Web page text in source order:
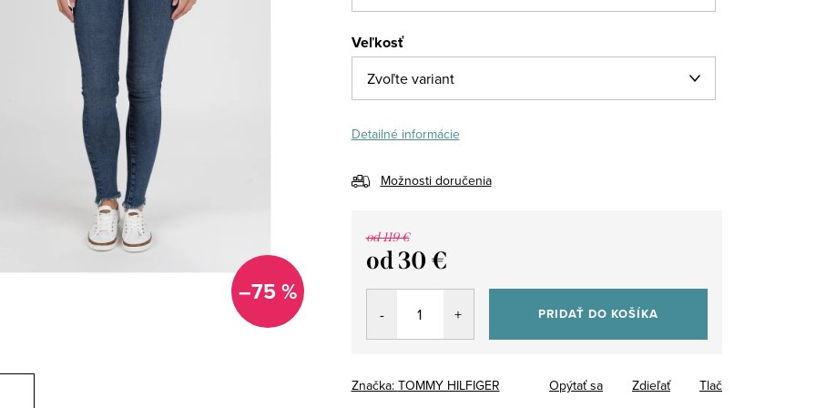
–75 %
Veľkosť
Detailné informácie
Možnosti doručenia
od 119 €
od30 €
Jednotková
PRIDAŤ DO KOŠÍKA
Značka: TOMMY HILFIGER Tlač
Opýtať sa Zdieľať